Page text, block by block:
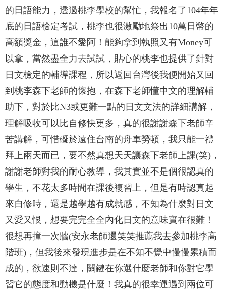
的日語能力，透過桃李學校的幫忙，我報名了104年年
底的日語檢定考試，桃李也很激勵地祭出10萬日幣的
高額獎金，這誰不愛阿！能夠拿到執照又有Money可
以拿，當然盡全力去試試，貼心的桃李也提供了針對
日文檢定的輔導課程，所以返回台灣後我便開始又回
到桃李森下老師的懷抱，在森下老師懂中文的理解輔
助下，對於比N3或更難一點的日文文法的詳細講解，
理解吸收可以比自修快更多，真的很謝謝森下老師辛
苦講解，可惜礙於遠住台南的舟車勞頓，我只能一禮
拜上兩天而已，要不然真想天天讓森下老師上課(笑)，
謝謝老師對我的耐心教導，我其實並不是個很認真的
學生，不花太多時間在課後複習上，但是有時認真起
來自修時，還是越學越有成就感，不知為什麼對日文
又愛又恨，想要完完全全內化日文的意味實在很難！
很想再撞一次牆(安永老師還笑笑推薦我去參加桃李高
階班)，但我後來發現進步是在不知不覺中慢慢累積而
成的，欲速則不達，關鍵在你選什麼老師和你對它學
習它的態度和動機是什麼！我真的很幸運遇到兩位可